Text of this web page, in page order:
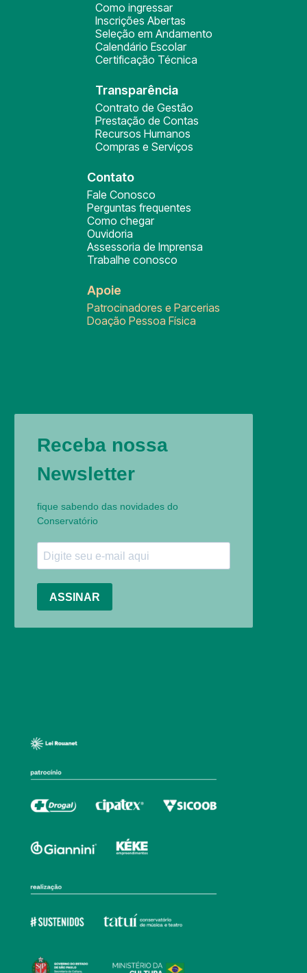
Como ingressar
Inscrições Abertas
Seleção em Andamento
Calendário Escolar
Certificação Técnica
Transparência
Contrato de Gestão
Prestação de Contas
Recursos Humanos
Compras e Serviços
Contato
Fale Conosco
Perguntas frequentes
Como chegar
Ouvidoria
Assessoria de Imprensa
Trabalhe conosco
Apoie
Patrocinadores e Parcerias
Doação Pessoa Física